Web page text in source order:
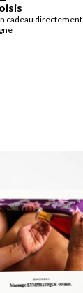
cadeau directement